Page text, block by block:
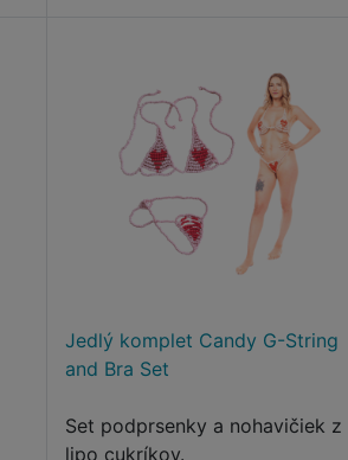
Jedlý komplet Candy G-String
and Bra Set
Set podprsenky a nohavičiek z
lipo cukríkov.